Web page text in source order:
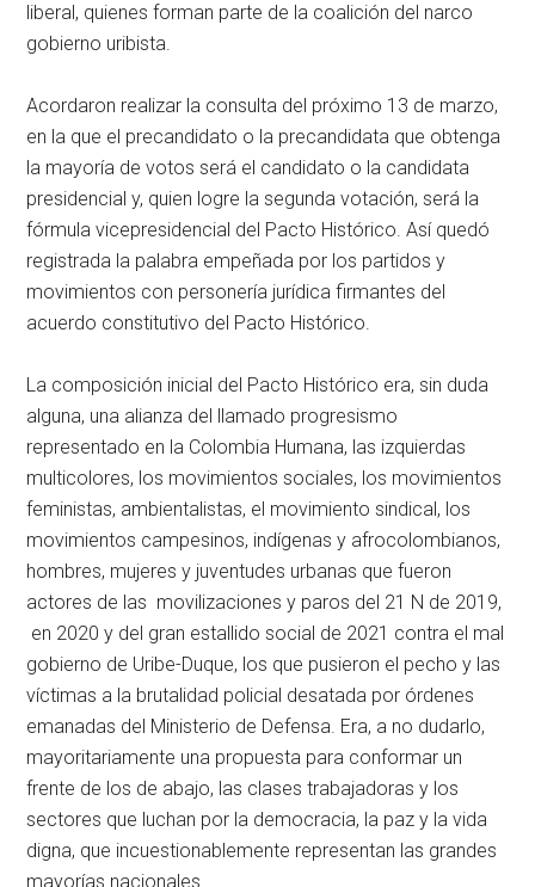
liberal, quienes forman parte de la coalición del narco
gobierno uribista.
Acordaron realizar la consulta del próximo 13 de marzo,
en la que el precandidato o la precandidata que obtenga
la mayoría de votos será el candidato o la candidata
presidencial y, quien logre la segunda votación, será la
fórmula vicepresidencial del Pacto Histórico. Así quedó
registrada la palabra empeñada por los partidos y
movimientos con personería jurídica firmantes del
acuerdo constitutivo del Pacto Histórico.
La composición inicial del Pacto Histórico era, sin duda
alguna, una alianza del llamado progresismo
representado en la Colombia Humana, las izquierdas
multicolores, los movimientos sociales, los movimientos
feministas, ambientalistas, el movimiento sindical, los
movimientos campesinos, indígenas y afrocolombianos,
hombres, mujeres y juventudes urbanas que fueron
actores de las movilizaciones y paros del 21 N de 2019,
en 2020 y del gran estallido social de 2021 contra el mal
gobierno de Uribe-Duque, los que pusieron el pecho y las
víctimas a la brutalidad policial desatada por órdenes
emanadas del Ministerio de Defensa. Era, a no dudarlo,
mayoritariamente una propuesta para conformar un
frente de los de abajo, las clases trabajadoras y los
sectores que luchan por la democracia, la paz y la vida
digna, que incuestionablemente representan las grandes
mayorías nacionales.